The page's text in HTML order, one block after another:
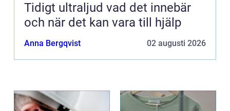
Tidigt ultraljud vad det innebär
och när det kan vara till hjälp
Anna Bergqvist 02 augusti 2026